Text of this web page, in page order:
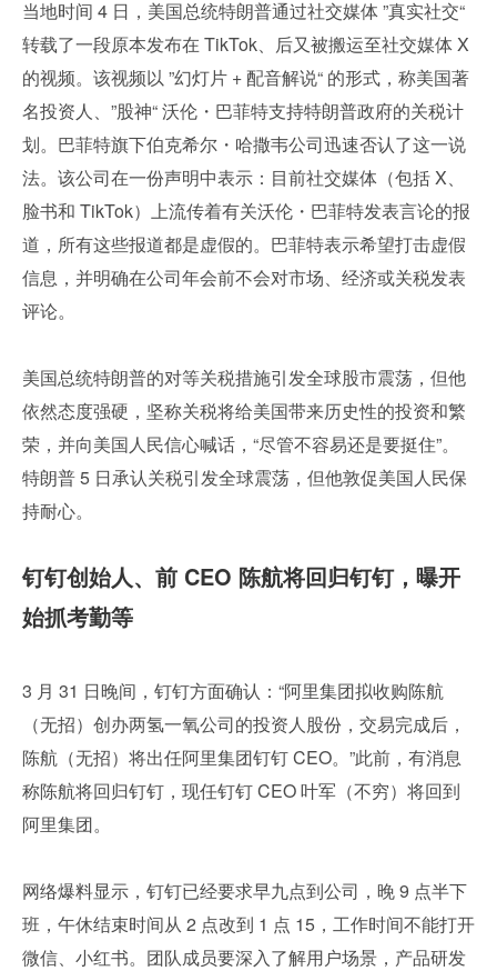
当地时间 4 日，美国总统特朗普通过社交媒体 ”真实社交“
转载了一段原本发布在 TikTok、后又被搬运至社交媒体 X
的视频。该视频以 ”幻灯片 + 配音解说“ 的形式，称美国著
名投资人、”股神“ 沃伦・巴菲特支持特朗普政府的关税计
划。巴菲特旗下伯克希尔・哈撒韦公司迅速否认了这一说
法。该公司在一份声明中表示：目前社交媒体（包括 X、
脸书和 TikTok）上流传着有关沃伦・巴菲特发表言论的报
道，所有这些报道都是虚假的。巴菲特表示希望打击虚假
信息，并明确在公司年会前不会对市场、经济或关税发表
评论。
美国总统特朗普的对等关税措施引发全球股市震荡，但他
依然态度强硬，坚称关税将给美国带来历史性的投资和繁
荣，并向美国人民信心喊话，“尽管不容易还是要挺住”。
特朗普 5 日承认关税引发全球震荡，但他敦促美国人民保
持耐心。
钉钉创始人、前 CEO 陈航将回归钉钉，曝开
始抓考勤等
3 月 31 日晚间，钉钉方面确认：“阿里集团拟收购陈航
（无招）创办两氢一氧公司的投资人股份，交易完成后，
陈航（无招）将出任阿里集团钉钉 CEO。”此前，有消息
称陈航将回归钉钉，现任钉钉 CEO 叶军（不穷）将回到
阿里集团。
网络爆料显示，钉钉已经要求早九点到公司，晚 9 点半下
班，午休结束时间从 2 点改到 1 点 15，工作时间不能打开
微信、小红书。团队成员要深入了解用户场景，产品研发